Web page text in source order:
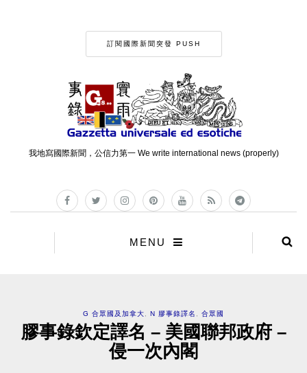
訂閱國際新聞突發 PUSH
我地寫國際新聞，公信力第一 We write international news (properly)
MENU
G 合眾國及加拿大 N 膠事錄譯名 合眾國
膠事錄欽定譯名 – 美國聯邦政府 –
侵一次內閣